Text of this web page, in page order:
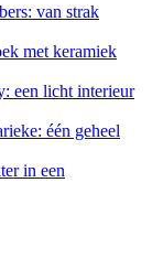
van strak
met keramiek
een licht interieur
één geheel
in een